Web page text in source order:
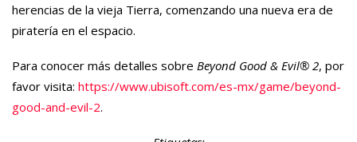
herencias de la vieja Tierra, comenzando una nueva era de
piratería en el espacio.
Para conocer más detalles sobre Beyond Good & Evil® 2, por
favor visita: https://www.ubisoft.com/es-mx/game/beyond-
good-and-evil-2.